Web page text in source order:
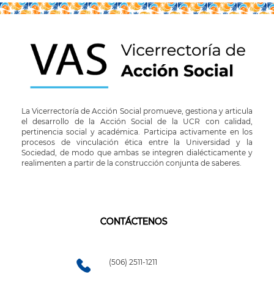
La Vicerrectoría de Acción Social promueve, gestiona y articula
el desarrollo de la Acción Social de la UCR con calidad,
pertinencia social y académica. Participa activamente en los
procesos de vinculación ética entre la Universidad y la
Sociedad, de modo que ambas se integren dialécticamente y
realimenten a partir de la construcción conjunta de saberes.
CONTÁCTENOS
(506) 2511-1211